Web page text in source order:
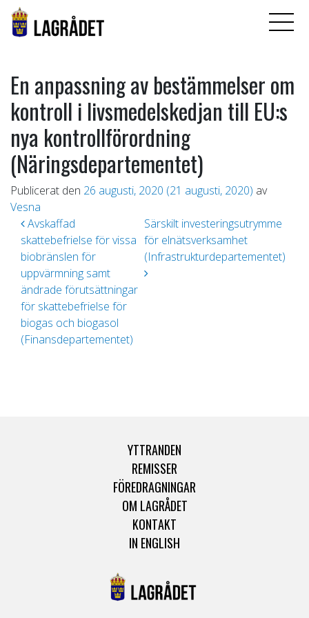
En anpassning av bestämmelser om
kontroll i livsmedelskedjan till EU:s
nya kontrollförordning
(Näringsdepartementet)
Publicerat den 26 augusti, 2020 (21 augusti, 2020) av
Vesna
Inläggsnavigering
Avskaffad
skattebefrielse för vissa
biobränslen för
uppvärmning samt
ändrade förutsättningar
för skattebefrielse för
biogas och biogasol
(Finansdepartementet)
Särskilt investeringsutrymme
för elnätsverksamhet
(Infrastrukturdepartementet)
YTTRANDEN
REMISSER
FÖREDRAGNINGAR
OM LAGRÅDET
KONTAKT
IN ENGLISH